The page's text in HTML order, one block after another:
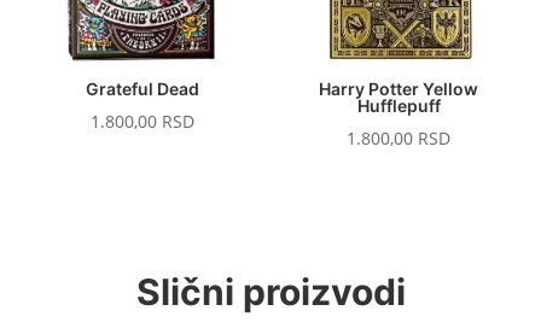
Grateful Dead
1.800,00 RSD
Harry Potter Yellow
Hufflepuff
1.800,00 RSD
Slični proizvodi